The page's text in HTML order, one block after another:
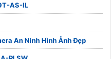
AS-IL
An Ninh Hình Ảnh Đẹp